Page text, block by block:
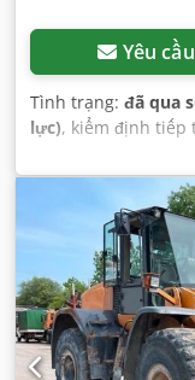
Yêu cầu
Tình trạng: đã qua
lực), kiểm định tiếp
bánh, điều hòa